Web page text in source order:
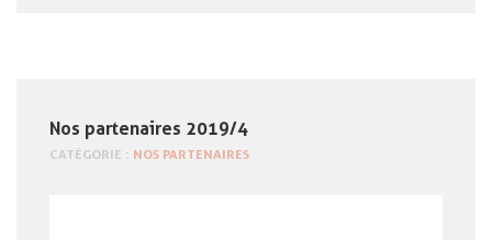
Nos partenaires 2019/4
CATÉGORIE : NOS PARTENAIRES